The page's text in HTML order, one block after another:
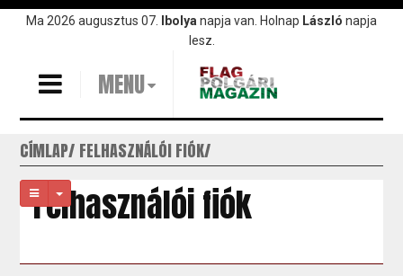
UgrásMa 2026 augusztus 07. Ibolya napja van. Holnap László napja
lesz.
MENU
CÍMLAP FELHASZNÁLÓI FIÓK
Felhasználói fiók